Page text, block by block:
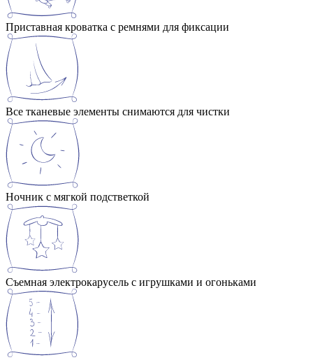
Приставная кроватка с ремнями для фиксации
Все тканевые элементы снимаются для чистки
Ночник с мягкой подстветкой
Съемная электрокарусель с игрушками и огоньками